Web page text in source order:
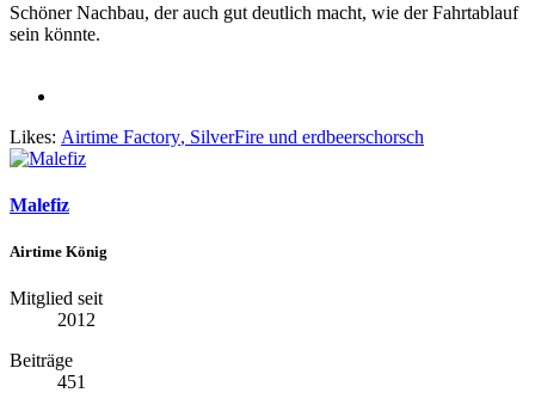
Schöner Nachbau, der auch gut deutlich macht, wie der Fahrtablauf
sein könnte.
Likes: Airtime Factory, SilverFire und erdbeerschorsch
Malefiz
Airtime König
Mitglied seit
2012
Beiträge
451